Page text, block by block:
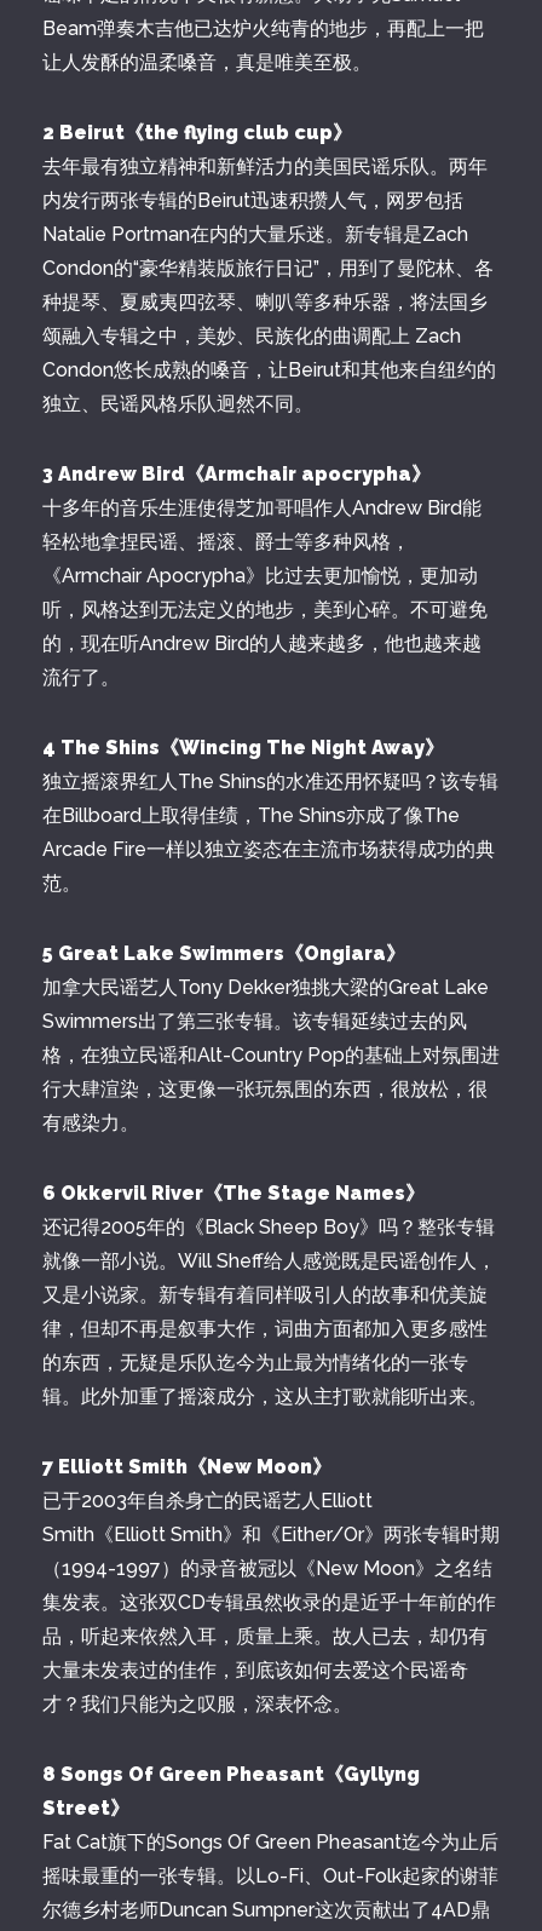
Beam弹奏木吉他已达炉火纯青的地步，再配上一把
让人发酥的温柔嗓音，真是唯美至极。
2 Beirut《the flying club cup》
去年最有独立精神和新鲜活力的美国民谣乐队。两年
内发行两张专辑的Beirut迅速积攒人气，网罗包括
Natalie Portman在内的大量乐迷。新专辑是Zach
Condon的“豪华精装版旅行日记”，用到了曼陀林、各
种提琴、夏威夷四弦琴、喇叭等多种乐器，将法国乡
颂融入专辑之中，美妙、民族化的曲调配上 Zach
Condon悠长成熟的嗓音，让Beirut和其他来自纽约的
独立、民谣风格乐队迥然不同。
3 Andrew Bird《Armchair apocrypha》
十多年的音乐生涯使得芝加哥唱作人Andrew Bird能
轻松地拿捏民谣、摇滚、爵士等多种风格，
《Armchair Apocrypha》比过去更加愉悦，更加动
听，风格达到无法定义的地步，美到心碎。不可避免
的，现在听Andrew Bird的人越来越多，他也越来越
流行了。
4 The Shins《Wincing The Night Away》
独立摇滚界红人The Shins的水准还用怀疑吗？该专辑
在Billboard上取得佳绩，The Shins亦成了像The
Arcade Fire一样以独立姿态在主流市场获得成功的典
范。
5 Great Lake Swimmers《Ongiara》
加拿大民谣艺人Tony Dekker独挑大梁的Great Lake
Swimmers出了第三张专辑。该专辑延续过去的风
格，在独立民谣和Alt-Country Pop的基础上对氛围进
行大肆渲染，这更像一张玩氛围的东西，很放松，很
有感染力。
6 Okkervil River《The Stage Names》
还记得2005年的《Black Sheep Boy》吗？整张专辑
就像一部小说。Will Sheff给人感觉既是民谣创作人，
又是小说家。新专辑有着同样吸引人的故事和优美旋
律，但却不再是叙事大作，词曲方面都加入更多感性
的东西，无疑是乐队迄今为止最为情绪化的一张专
辑。此外加重了摇滚成分，这从主打歌就能听出来。
7 Elliott Smith《New Moon》
已于2003年自杀身亡的民谣艺人Elliott
Smith《Elliott Smith》和《Either/Or》两张专辑时期
（1994-1997）的录音被冠以《New Moon》之名结
集发表。这张双CD专辑虽然收录的是近乎十年前的作
品，听起来依然入耳，质量上乘。故人已去，却仍有
大量未发表过的佳作，到底该如何去爱这个民谣奇
才？我们只能为之叹服，深表怀念。
8 Songs Of Green Pheasant《Gyllyng
Street》
Fat Cat旗下的Songs Of Green Pheasant迄今为止后
摇味最重的一张专辑。以Lo-Fi、Out-Folk起家的谢菲
尔德乡村老师Duncan Sumpner这次贡献出了4AD鼎